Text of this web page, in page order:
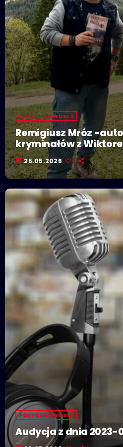
POZYCJA WRÓBLA
Remigiusz Mróz -
kryminałów z
today 25.05.2026
POZYCJA WRÓBLA
Audycja z dnia 2023-